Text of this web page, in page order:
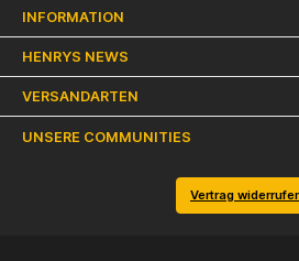
INFORMATION
HENRYS NEWS
VERSANDARTEN
UNSERE COMMUNITIES
Vertrag